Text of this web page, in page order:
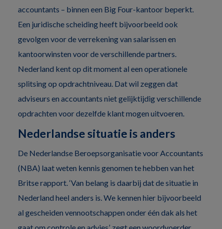
accountants – binnen een Big Four-kantoor beperkt.
Een juridische scheiding heeft bijvoorbeeld ook
gevolgen voor de verrekening van salarissen en
kantoorwinsten voor de verschillende partners.
Nederland kent op dit moment al een operationele
splitsing op opdrachtniveau. Dat wil zeggen dat
adviseurs en accountants niet gelijktijdig verschillende
opdrachten voor dezelfde klant mogen uitvoeren.
Nederlandse situatie is anders
De Nederlandse Beroepsorganisatie voor Accountants
(NBA) laat weten kennis genomen te hebben van het
Britse rapport. ‘Van belang is daarbij dat de situatie in
Nederland heel anders is. We kennen hier bijvoorbeeld
al gescheiden vennootschappen onder één dak als het